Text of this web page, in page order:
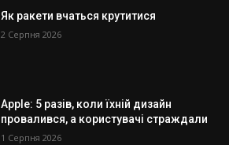
Як ракети вчаться крутитися
2 Серпня 2026
Apple: 5 разів, коли їхній дизайн
провалився, а користувачі страждали
1 Серпня 2026